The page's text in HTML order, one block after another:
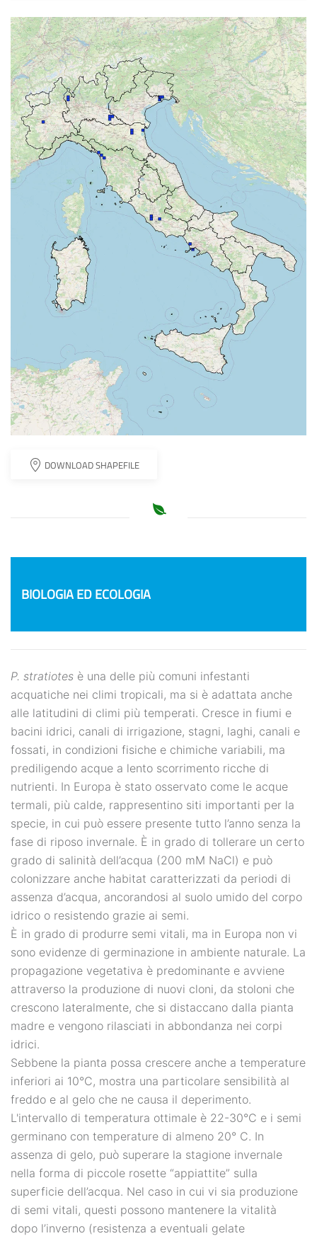
DOWNLOAD SHAPEFILE
BIOLOGIA ED ECOLOGIA
P. stratiotes è una delle più comuni infestanti
acquatiche nei climi tropicali, ma si è adattata anche
alle latitudini di climi più temperati. Cresce in fiumi e
bacini idrici, canali di irrigazione, stagni, laghi, canali e
fossati, in condizioni fisiche e chimiche variabili, ma
prediligendo acque a lento scorrimento ricche di
nutrienti. In Europa è stato osservato come le acque
termali, più calde, rappresentino siti importanti per la
specie, in cui può essere presente tutto l’anno senza la
fase di riposo invernale. È in grado di tollerare un certo
grado di salinità dell’acqua (200 mM NaCl) e può
colonizzare anche habitat caratterizzati da periodi di
assenza d’acqua, ancorandosi al suolo umido del corpo
idrico o resistendo grazie ai semi.
È in grado di produrre semi vitali, ma in Europa non vi
sono evidenze di germinazione in ambiente naturale. La
propagazione vegetativa è predominante e avviene
attraverso la produzione di nuovi cloni, da stoloni che
crescono lateralmente, che si distaccano dalla pianta
madre e vengono rilasciati in abbondanza nei corpi
idrici.
Sebbene la pianta possa crescere anche a temperature
inferiori ai 10°C, mostra una particolare sensibilità al
freddo e al gelo che ne causa il deperimento.
L'intervallo di temperatura ottimale è 22-30°C e i semi
germinano con temperature di almeno 20° C. In
assenza di gelo, può superare la stagione invernale
nella forma di piccole rosette “appiattite” sulla
superficie dell’acqua. Nel caso in cui vi sia produzione
di semi vitali, questi possono mantenere la vitalità
dopo l’inverno (resistenza a eventuali gelate